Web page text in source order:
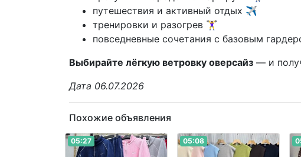
путешествия и активный отдых ✈️
тренировки и разогрев 🏋️‍♀️
повседневные сочетания с базовым
Выбирайте лёгкую ветровку оверсайз — и
Дата 06.07.2026
Похожие объявления
05:27 05:08